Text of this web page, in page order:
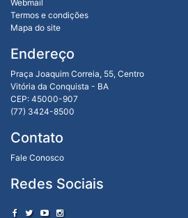
Webmail
Termos e condições
Mapa do site
Endereço
Praça Joaquim Correia, 55, Centro
Vitória da Conquista - BA
CEP: 45000-907
(77) 3424-8500
Contato
Fale Conosco
Redes Sociais